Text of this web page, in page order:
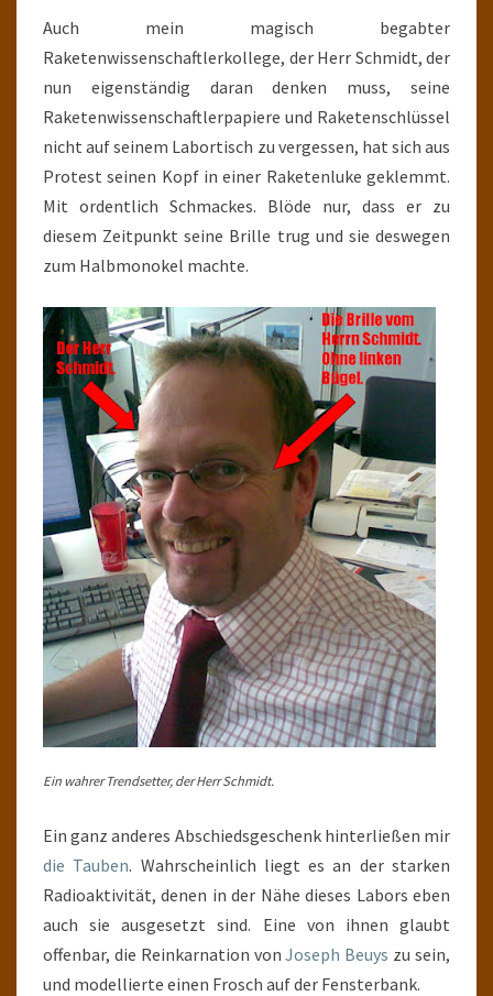
Auch mein magisch begabter
Raketenwissenschaftlerkollege, der Herr Schmidt, der
nun eigenständig daran denken muss, seine
Raketenwissenschaftlerpapiere und Raketenschlüssel
nicht auf seinem Labortisch zu vergessen, hat sich aus
Protest seinen Kopf in einer Raketenluke geklemmt.
Mit ordentlich Schmackes. Blöde nur, dass er zu
diesem Zeitpunkt seine Brille trug und sie deswegen
zum Halbmonokel machte.
Ein wahrer Trendsetter, der Herr Schmidt.
Ein ganz anderes Abschiedsgeschenk hinterließen mir
die Tauben. Wahrscheinlich liegt es an der starken
Radioaktivität, denen in der Nähe dieses Labors eben
auch sie ausgesetzt sind. Eine von ihnen glaubt
offenbar, die Reinkarnation vonJoseph Beuys zu sein,
und modellierte einen Frosch auf der Fensterbank.